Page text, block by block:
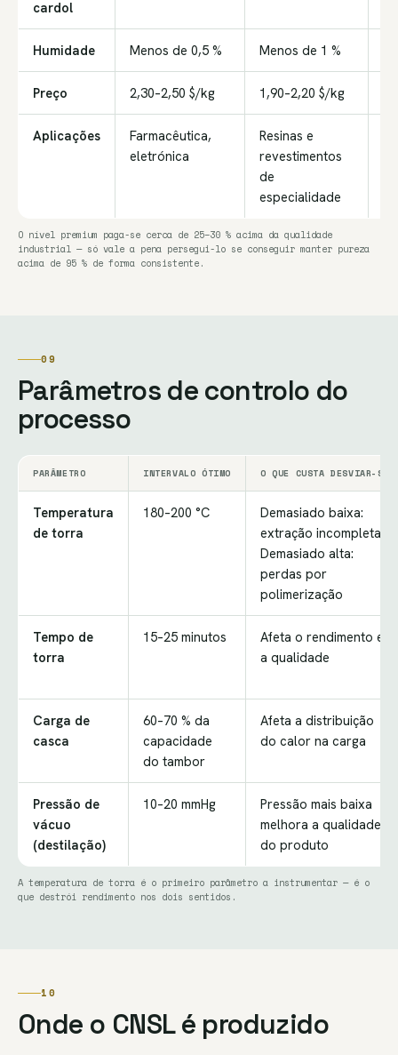
cardol
Humidade Menos de 0,5 % Menos de 1 %
Preço 2,30–2,50 $/kg 1,90–2,20 $/kg
Aplicações
Farmacêutica,
eletrónica
Resinas e
revestimentos
de
especialidade
O nível premium paga-se cerca de 25–30 % acima da qualidade
industrial — só vale a pena persegui-lo se conseguir manter pureza
acima de 95 % de forma consistente.
09
Parâmetros de controlo do
processo
PARÂMETRO INTERVALO ÓTIMO O QUE CUSTA DESVIAR-SE
Temperatura
de torra
180–200 °C
Demasiado baixa:
extração incompleta.
Demasiado alta:
perdas por
polimerização
Tempo de
torra
15–25 minutos
Afeta o rendimento e
a qualidade
Carga de
casca
60–70 % da
capacidade
do tambor
Afeta a distribuição
do calor na carga
Pressão de
vácuo
(destilação)
10–20 mmHg
Pressão mais baixa
melhora a qualidade
do produto
A temperatura de torra é o primeiro parâmetro a instrumentar — é o
que destrói rendimento nos dois sentidos.
10
Onde o CNSL é produzido